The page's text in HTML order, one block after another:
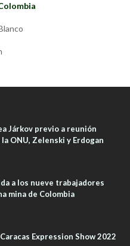
Járkov previo a reunión
ONU, Zelenski y Erdogan
a los nueve trabajadores
mina de Colombia
Expression Show 2022